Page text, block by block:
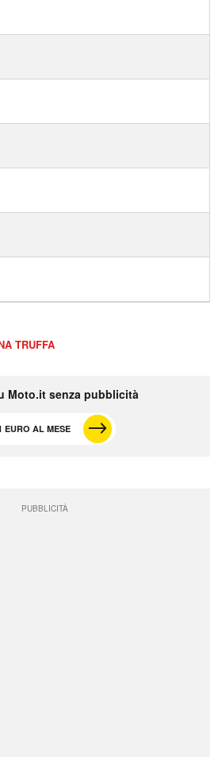
TRUFFA
Moto.it senza pubblicità
EURO AL MESE
PUBBLICITÀ